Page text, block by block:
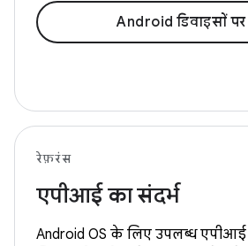
Android डिवाइसों
रेफ़रंस
एपीआई का संदर्भ
Android OS के लिए उपलब्ध